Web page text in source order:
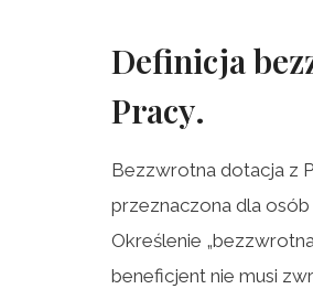
Definicja
Pracy.
Bezzwrotna dotacja z
przeznaczona dla
Określenie
beneficjent nie musi